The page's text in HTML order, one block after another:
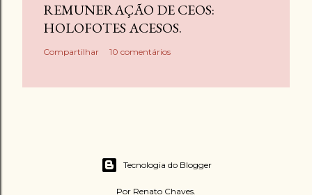
REMUNERAÇÃO DE CEOS:
HOLOFOTES ACESOS.
Compartilhar 10 comentários
Tecnologia do Blogger
Por Renato Chaves.